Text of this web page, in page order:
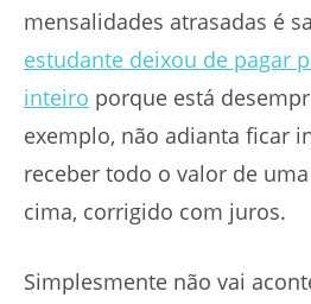
mensalidades atrasadas é
estudante deixou de pagar
inteiro porque está
exemplo, não adianta ficar
receber todo o valor de
cima, corrigido com juros.
Simplesmente não vai